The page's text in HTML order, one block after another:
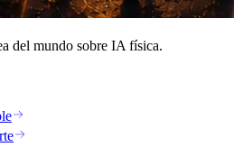
del mundo sobre IA física.